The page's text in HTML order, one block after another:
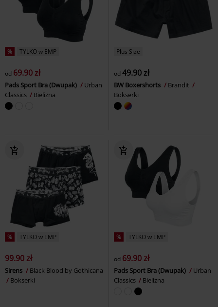
% TYLKO w EMP
od 69.90 zł
Pads Sport Bra (Dwupak)
Urban
Classics
Bielizna
Plus Size
od 49.90 zł
BW Boxershorts
Brandit
Bokserki
% TYLKO w EMP
99.90 zł
Sirens
Black Blood by Gothicana
Bokserki
% TYLKO w EMP
od 69.90 zł
Pads Sport Bra (Dwupak)
Urban
Classics
Bielizna